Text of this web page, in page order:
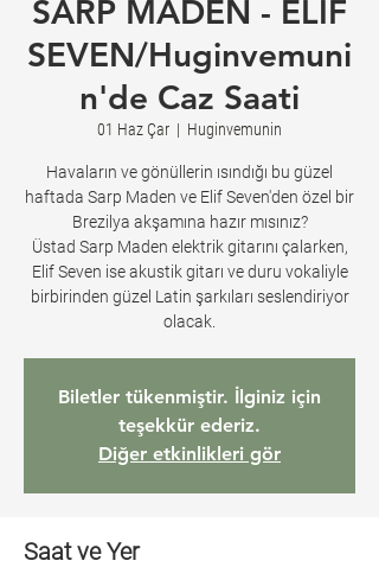
SARP MADEN - ELİF
SEVEN/Huginvemuni
n'de Caz Saati
01 Haz Çar
  |
Huginvemunin
Havaların ve gönüllerin ısındığı bu güzel
haftada Sarp Maden ve Elif Seven'den özel bir
Brezilya akşamına hazır mısınız?
Üstad Sarp Maden elektrik gitarını çalarken,
Elif Seven ise akustik gitarı ve duru vokaliyle
birbirinden güzel Latin şarkıları seslendiriyor
olacak.
Biletler tükenmiştir. İlginiz için
teşekkür ederiz.
Diğer etkinlikleri gör
Saat ve Yer